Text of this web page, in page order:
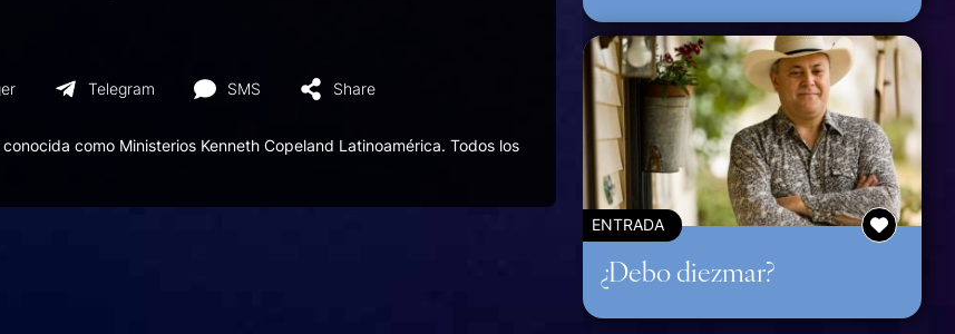
Telegram SMS Share
como Ministerios Kenneth Copeland Latinoamérica. Todos los
ENTRADA
¿Debo diezmar?